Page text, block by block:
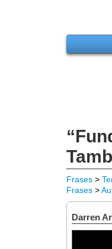
Frases >
Frases >
Darren